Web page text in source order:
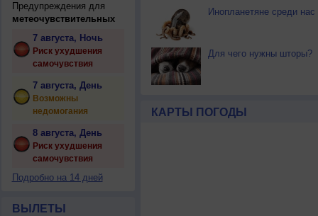
Предупреждения для
метеочувствительных
7 августа, Ночь
Риск ухудшения
самочувствия
7 августа, День
Возможны
недомогания
8 августа, День
Риск ухудшения
самочувствия
Подробно на 14 дней
ВЫЛЕТЫ
Инопланетяне среди нас
Для чего нужны шторы?
КАРТЫ ПОГОДЫ